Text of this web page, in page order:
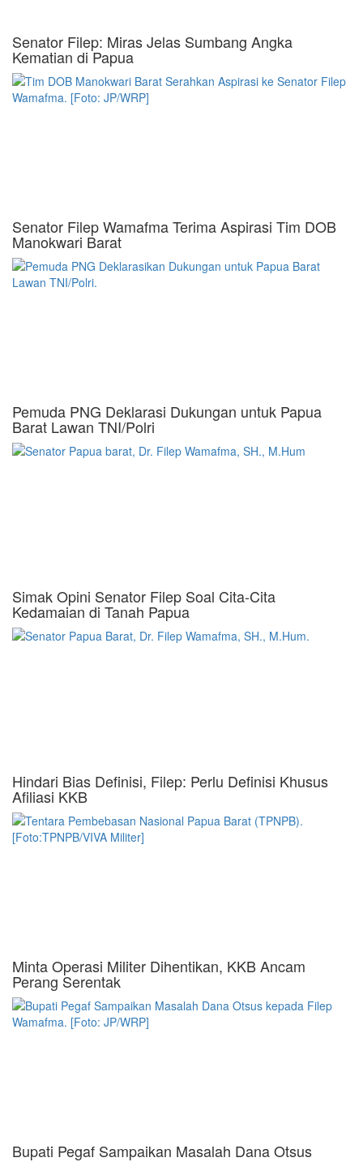
Senator Filep: Miras Jelas Sumbang Angka
Kematian di Papua
Senator Filep Wamafma Terima Aspirasi Tim DOB
Manokwari Barat
Pemuda PNG Deklarasi Dukungan untuk Papua
Barat Lawan TNI/Polri
Simak Opini Senator Filep Soal Cita-Cita
Kedamaian di Tanah Papua
Hindari Bias Definisi, Filep: Perlu Definisi Khusus
Afiliasi KKB
Minta Operasi Militer Dihentikan, KKB Ancam
Perang Serentak
Bupati Pegaf Sampaikan Masalah Dana Otsus